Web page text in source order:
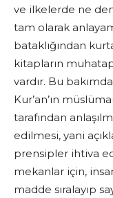
ve ilkelerde ne
tam olarak
bataklığından
kitapların
vardır. Bu
Kur’an’ın
tarafından
edilmesi, yani
prensipler ihtiva
mekanlar için,
madde sıralayıp